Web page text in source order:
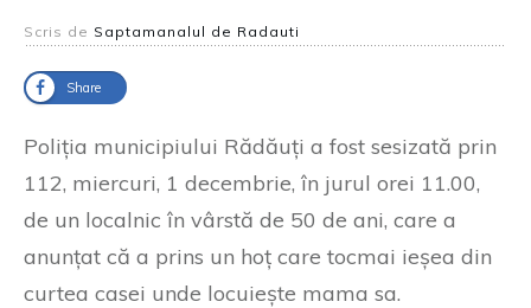
Scris de Saptamanalul de Radauti
Share
Poliția municipiului Rădăuți a fost sesizată prin
112, miercuri, 1 decembrie, în jurul orei 11.00,
de un localnic în vârstă de 50 de ani, care a
anunțat că a prins un hoț care tocmai ieșea din
curtea casei unde locuiește mama sa.